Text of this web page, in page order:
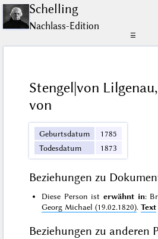
Schelling
Nachlass-Edition
☰
Stengel|von
von
Geburtsdatum
1785
Todesdatum
1873
Beziehungen zu
Diese Person ist erwähnt in:
Georg Michael (19.02.1820).Text
Beziehungen zu anderen